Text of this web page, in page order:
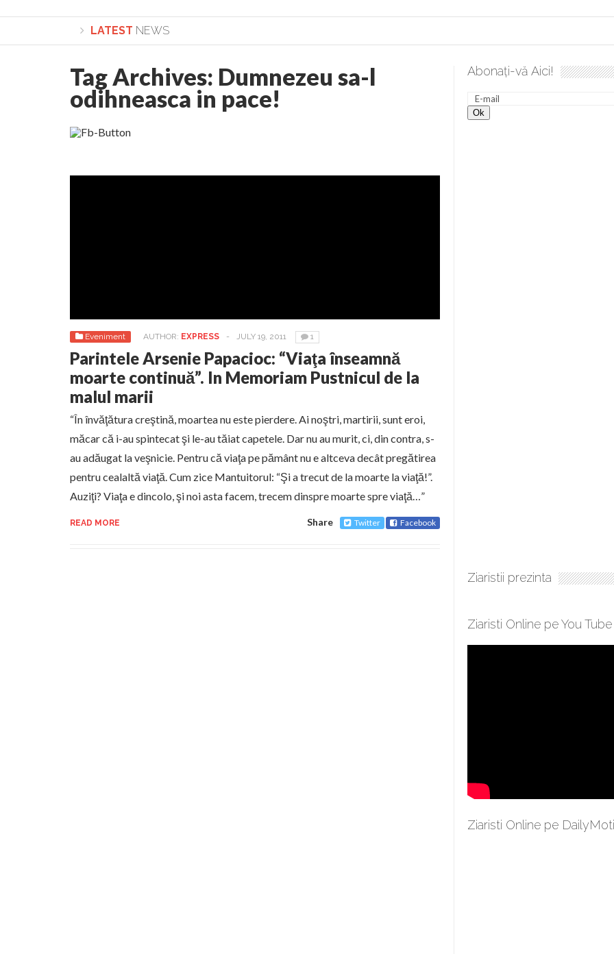
LATEST NEWS
Lepădarea de sine și urmarea lui Hristos. Calea spre desăvârșire. Gând de duminică de Elena Solunca Moise
Tag Archives: Dumnezeu sa-l
odihneasca in pace!
Eveniment AUTHOR: EXPRESS - JULY 19, 2011 1
Parintele Arsenie Papacioc: “Viaţa înseamnă
moarte continuă”. In Memoriam Pustnicul de la
malul marii
“În învăţătura creştină, moartea nu este pierdere. Ai noştri, martirii, sunt eroi,
măcar că i-au spintecat şi le-au tăiat capetele. Dar nu au murit, ci, din contra, s-
au adăugat la veşnicie. Pentru că viaţa pe pământ nu e altceva decât pregătirea
pentru cealaltă viaţă. Cum zice Mantuitorul: “Şi a trecut de la moarte la viaţă!”.
Auziţi? Viaţa e dincolo, şi noi asta facem, trecem dinspre moarte spre viaţă…”
READ MORE Share Twitter Facebook
Abonați-vă Aici!
Ziaristii prezinta
Ziaristi Online pe You Tube
Ziaristi Online pe